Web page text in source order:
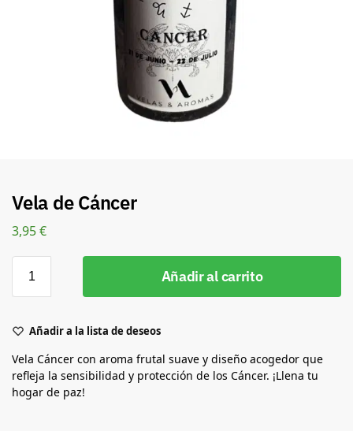
Vela de Cáncer
3,95€
Añadir al carrito
Añadir a la lista de deseos
Vela Cáncer con aroma frutal suave y diseño acogedor que
refleja la sensibilidad y protección de los Cáncer. ¡Llena tu
hogar de paz!